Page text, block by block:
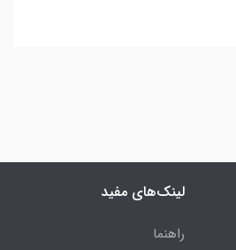
لینک‌های مفید
راهنما